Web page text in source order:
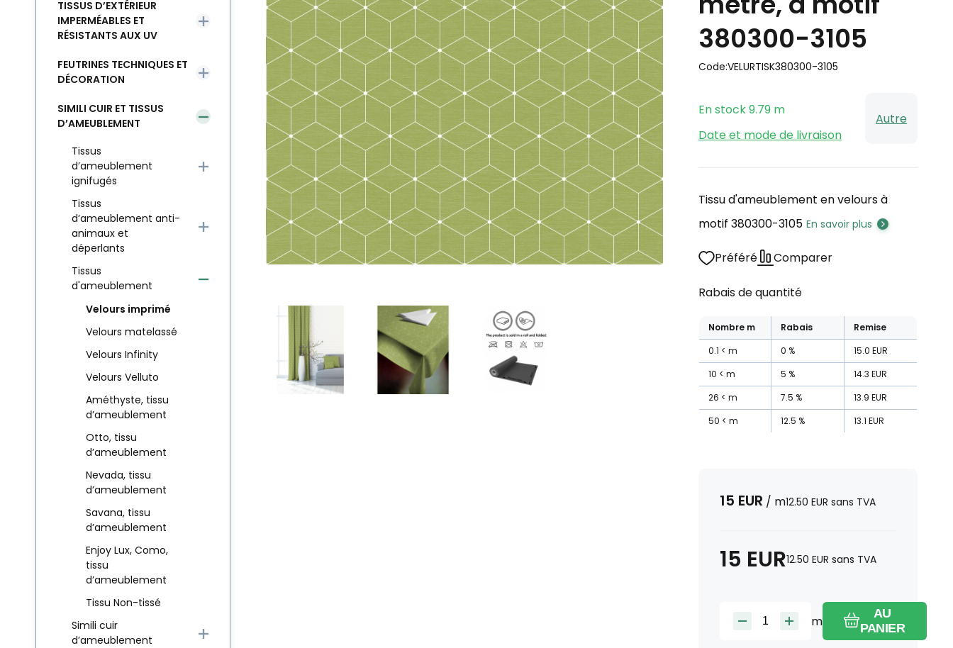
380300-3105
Code:VELURTISK380300-3105
En stock9.79 m
Date et mode de livraison
Autre
Tissu d'ameublement en velours à
motif 380300-3105 En savoir plus
Préféré Comparer
Rabais de quantité
Nombre m Rabais
Remise
0.1
m 0 % 15.0 EUR
10
m 5 % 14.3 EUR
26
m 7.5 % 13.9 EUR
50
m 12.5 % 13.1 EUR
15 EUR / m12.50 EUR sans TVA
15 EUR12.50 EUR sans TVA
m
AU
PANIER
TISSUS D’EXTÉRIEUR
IMPERMÉABLES ET
RÉSISTANTS AUX UV
FEUTRINES TECHNIQUES ET
DÉCORATION
SIMILI CUIR ET TISSUS
D’AMEUBLEMENT
Tissus
d’ameublement
ignifugés
Tissus
d’ameublement anti-
animaux et
déperlants
Tissus
d'ameublement
Velours imprimé
Velours matelassé
Velours Infinity
Velours Velluto
Améthyste, tissu
d’ameublement
Otto, tissu
d’ameublement
Nevada, tissu
d’ameublement
Savana, tissu
d’ameublement
Enjoy Lux, Como,
tissu
d’ameublement
Tissu Non-tissé
Simili cuir
d’ameublement